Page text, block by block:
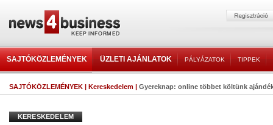
SAJTÓKÖZLEMÉNYEK ÜZLETI AJÁNLATOK PÁLYÁZATOK TIPPEK
SAJTÓKÖZLEMÉNYEK | Kereskedelem | Gyereknap: online többet költünk
KERESKEDELEM